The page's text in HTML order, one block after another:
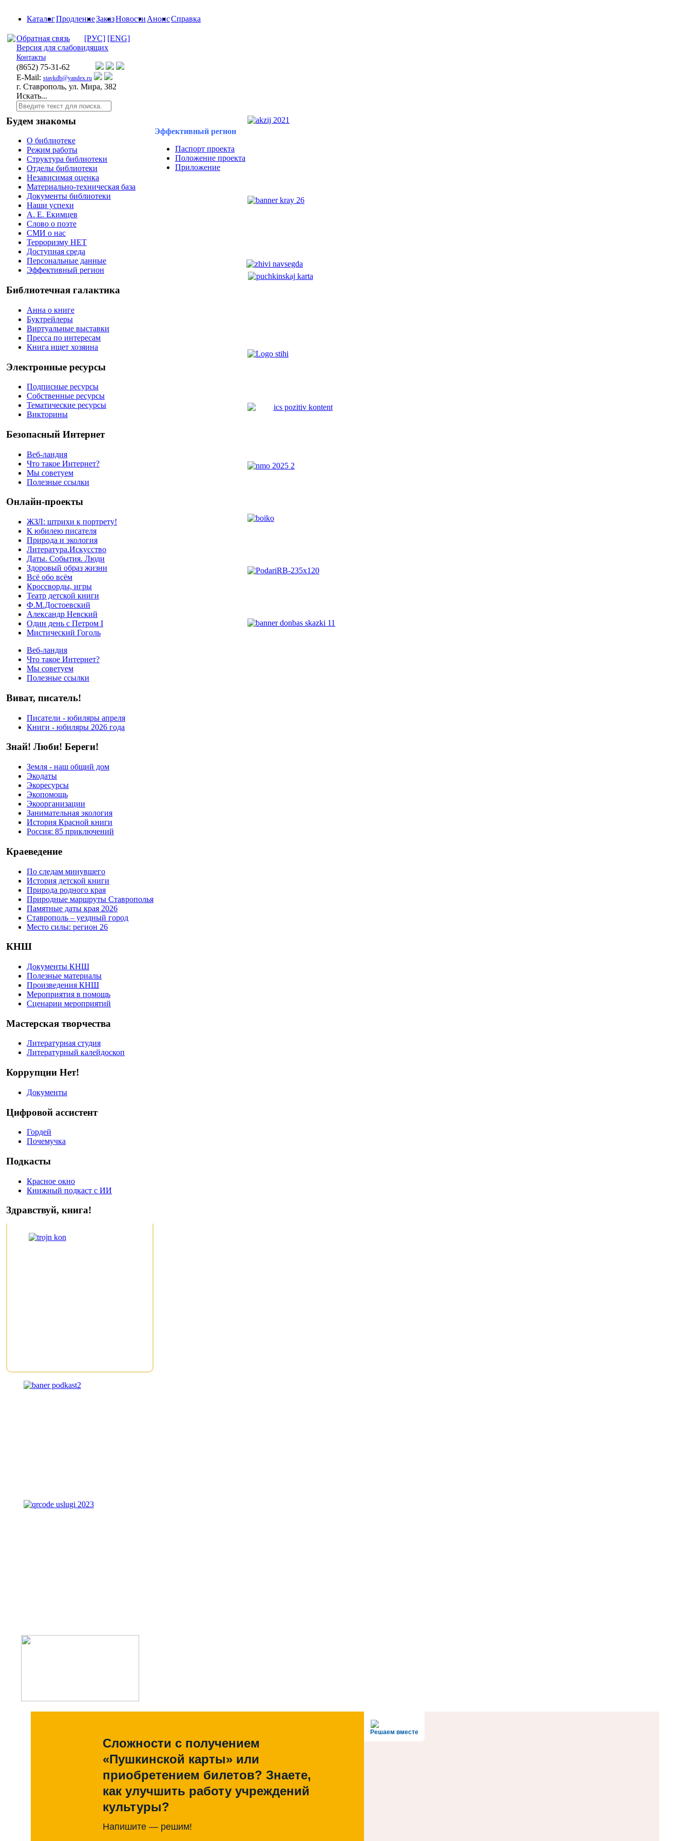
КаталогПродлениеЗаказНовости АнонсСправка
Обратная связь [РУС] [ENG]
Версия для слабовидящих
Контакты
(8652) 75-31-62
E-Mail: stavkdb@yandex.ru
г. Ставрополь, ул. Мира, 382
Искать...
Будем знакомы
О библиотеке
Режим работы
Структура библиотеки
Отделы библиотеки
Независимая оценка
Материально-техническая база
Документы библиотеки
Наши успехи
А. Е. Екимцев
Слово о поэте
СМИ о нас
Терроризму НЕТ
Доступная среда
Персональные данные
Эффективный регион
Библиотечная галактика
Анна о книге
Буктрейлеры
Виртуальные выставки
Пресса по интересам
Книга ищет хозяина
Электронные ресурсы
Подписные ресурсы
Собственные ресурсы
Тематические ресурсы
Викторины
Безопасный Интернет
Веб-ландия
Что такое Интернет?
Мы советуем
Полезные ссылки
Онлайн-проекты
ЖЗЛ: штрихи к портрету!
К юбилею писателя
Природа и экология
Литература.Искусство
Даты. События. Люди
Здоровый образ жизни
Всё обо всём
Кроссворды, игры
Театр детской книги
Ф.М.Достоевский
Александр Невский
Один день с Петром I
Мистический Гоголь
Веб-ландия
Что такое Интернет?
Мы советуем
Полезные ссылки
Виват, писатель!
Писатели - юбиляры апреля
Книги - юбиляры 2026 года
Знай! Люби! Береги!
Земля - наш общий дом
Экодаты
Экоресурсы
Экопомощь
Экоорганизации
Занимательная экология
История Красной книги
Россия: 85 приключений
Краеведение
По следам минувшего
История детской книги
Природа родного края
Природные маршруты Ставрополья
Памятные даты края 2026
Ставрополь – уездный город
Место силы: регион 26
КНШ
Документы КНШ
Полезные материалы
Произведения КНШ
Мероприятия в помощь
Сценарии мероприятий
Мастерская творчества
Литературная студия
Литературный калейдоскоп
Коррупции Нет!
Документы
Цифровой ассистент
Гордей
Почемучка
Подкасты
Красное окно
Книжный подкаст с ИИ
Здравствуй, книга!
Эффективный регион
Паспорт проекта
Положение проекта
Приложение
Решаем вместе
Сложности с получением
«Пушкинской карты» или
приобретением билетов? Знаете,
как улучшить работу учреждений
культуры?
Напишите — решим!